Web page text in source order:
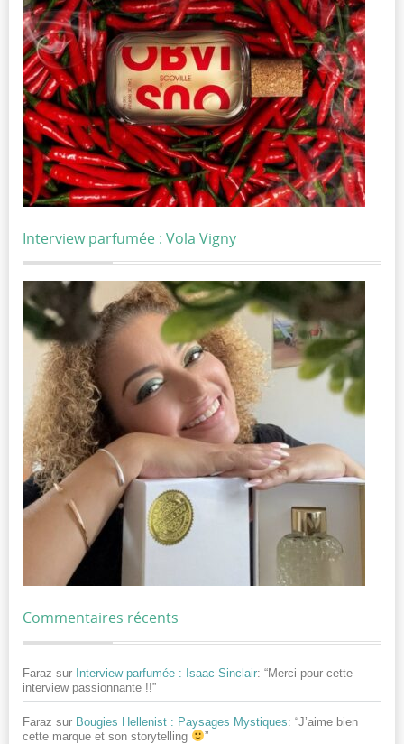
Interview parfumée : Vola Vigny
Commentaires récents
Faraz sur Interview parfumée : Isaac Sinclair: “Merci pour cette
interview passionnante !!”
Faraz sur Bougies Hellenist : Paysages Mystiques: “J’aime bien
cette marque et son storytelling
”